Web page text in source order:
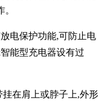
电保护功能,可防止电
智能型充电器设有过
在肩上或脖子上,外形